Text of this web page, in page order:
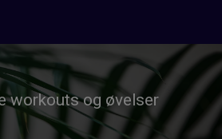
workouts og øvelser